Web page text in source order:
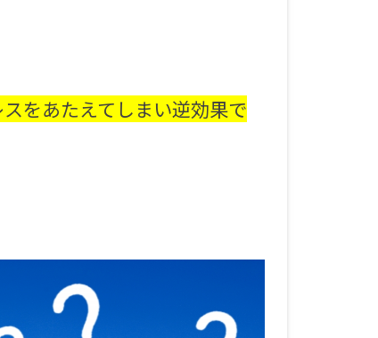
をあたえてしまい逆効果で